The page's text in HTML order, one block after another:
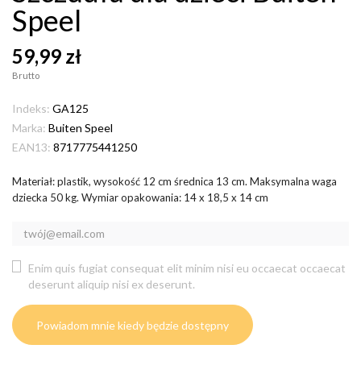
Speel
59,99 zł
Brutto
Indeks: GA125
Marka: Buiten Speel
EAN13: 8717775441250
Materiał: plastik, wysokość 12 cm średnica 13 cm. Maksymalna waga
dziecka 50 kg. Wymiar opakowania: 14 x 18,5 x 14 cm
Enim quis fugiat consequat elit minim nisi eu occaecat occaecat
deserunt aliquip nisi ex deserunt.
Powiadom mnie kiedy będzie dostępny